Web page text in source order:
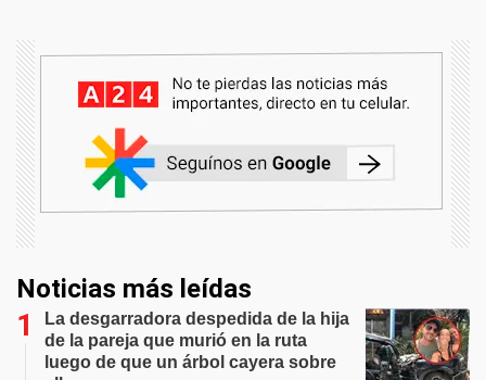
Noticias más leídas
La desgarradora despedida de la hija
de la pareja que murió en la ruta
luego de que un árbol cayera sobre